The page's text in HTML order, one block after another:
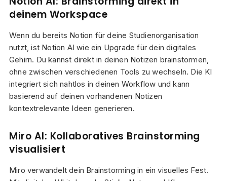
deinem Workspace
Wenn du bereits Notion für deine Studienorganisation
nutzt, ist Notion AI wie ein Upgrade für dein digitales
Gehirn. Du kannst direkt in deinen Notizen brainstormen,
ohne zwischen verschiedenen Tools zu wechseln. Die KI
integriert sich nahtlos in deinen Workflow und kann
basierend auf deinen vorhandenen Notizen
kontextrelevante Ideen generieren.
Miro AI: Kollaboratives Brainstorming
visualisiert
Miro verwandelt dein Brainstorming in ein visuelles Fest.